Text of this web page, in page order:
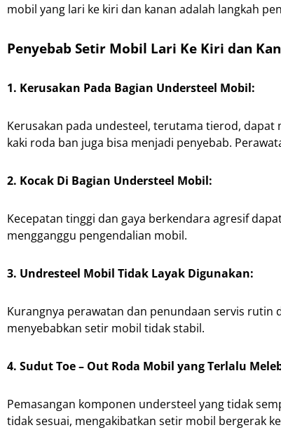
mobil yang lari ke kiri dan kanan adalah langkah
Penyebab Setir Mobil Lari Ke Kiri dan
1. Kerusakan Pada Bagian Understeel Mobil:
Kerusakan pada undesteel, terutama tierod,
kaki roda ban juga bisa menjadi penyebab.
2. Kocak Di Bagian Understeel Mobil:
Kecepatan tinggi dan gaya berkendara agresif
mengganggu pengendalian mobil.
3. Undresteel Mobil Tidak Layak Digunakan:
Kurangnya perawatan dan penundaan servis rutin
menyebabkan setir mobil tidak stabil.
4. Sudut Toe – Out Roda Mobil yang Terlalu
Pemasangan komponen understeel yang tidak
tidak sesuai, mengakibatkan setir mobil bergerak